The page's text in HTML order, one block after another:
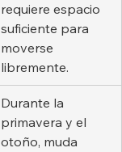
requiere espacio
suficiente para
moverse
libremente.
Durante la
primavera y el
otoño, muda